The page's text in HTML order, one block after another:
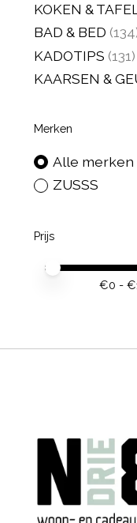
KOKEN &
BAD & BED
KADOTIPS (131)
KAARSEN &
Merken
Alle merken
ZUSSS
Prijs
Minimale
Price
€0 - €